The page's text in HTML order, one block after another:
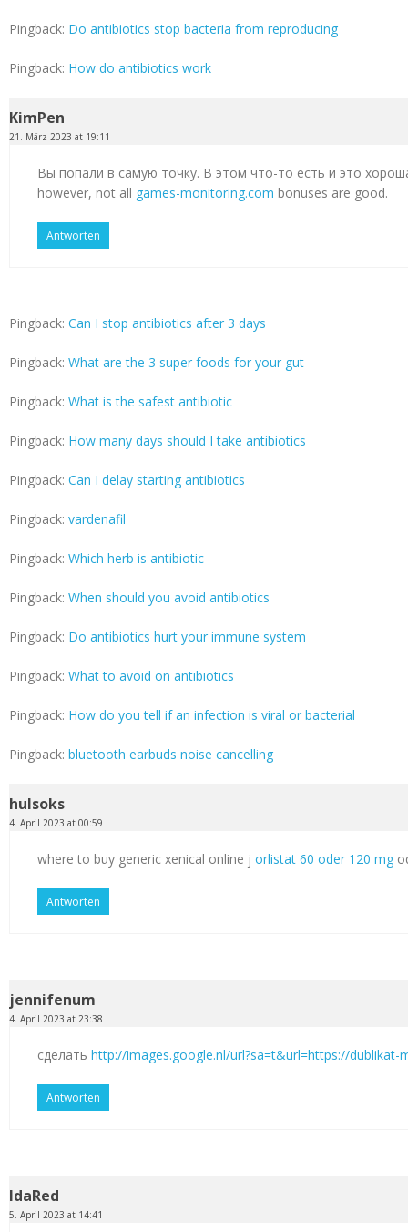
Pingback: Do antibiotics stop bacteria from reproducing
Pingback: How do antibiotics work
KimPen
21. März 2023 at 19:11
Вы попали в самую точку. В этом что-то есть и это
however, not all games-monitoring.com bonuses are good.
Antworten
Pingback: Can I stop antibiotics after 3 days
Pingback: What are the 3 super foods for your gut
Pingback: What is the safest antibiotic
Pingback: How many days should I take antibiotics
Pingback: Can I delay starting antibiotics
Pingback: vardenafil
Pingback: Which herb is antibiotic
Pingback: When should you avoid antibiotics
Pingback: Do antibiotics hurt your immune system
Pingback: What to avoid on antibiotics
Pingback: How do you tell if an infection is viral or bacterial
Pingback: bluetooth earbuds noise cancelling
hulsoks
4. April 2023 at 00:59
where to buy generic xenical online j orlistat 60 oder 120 mg
Antworten
jennifenum
4. April 2023 at 23:38
сделать http://images.google.nl/url?sa=t&url=https://dublikat-
Antworten
IdaRed
5. April 2023 at 14:41